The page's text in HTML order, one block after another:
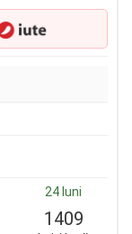
24 luni
1409